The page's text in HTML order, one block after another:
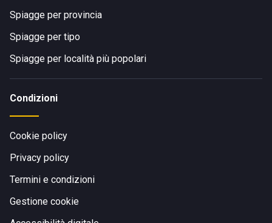
Spiagge per provincia
Spiagge per tipo
Spiagge per località più popolari
Condizioni
Cookie policy
Privacy policy
Termini e condizioni
Gestione cookie